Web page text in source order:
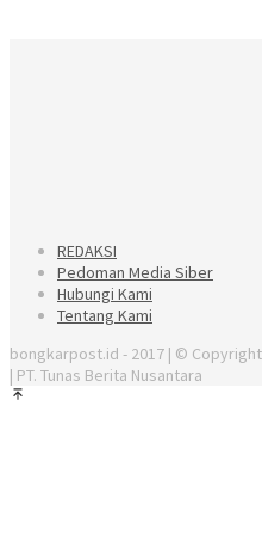
REDAKSI
Pedoman Media Siber
Hubungi Kami
Tentang Kami
bongkarpost.id - 2017 | ©
| PT. Tunas Berita Nusantara